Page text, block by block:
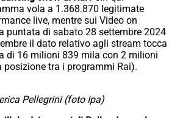
vola a 1.368.870 legitimate
live, mentre sui Video on
puntata di sabato 28 settembre 2024
il dato relativo agli stream tocca
di 16 milioni 839 mila con 2 milioni
posizione tra i programmi Rai).
Pellegrini (foto Ipa)